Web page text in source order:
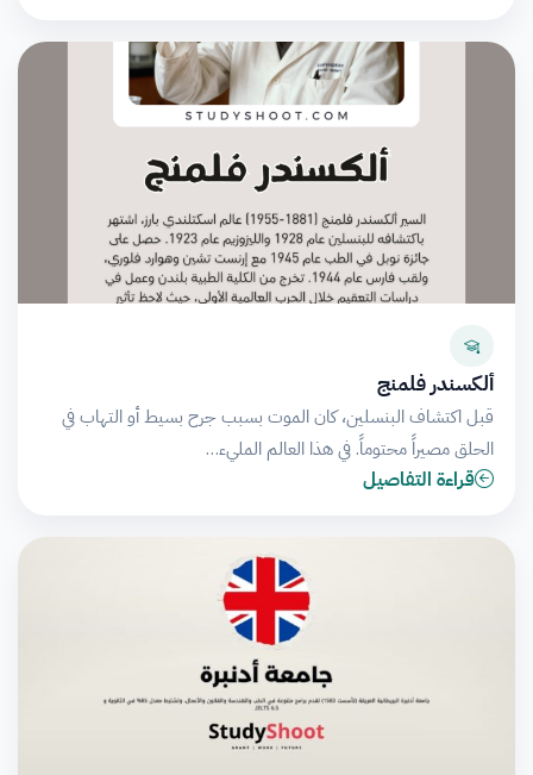
ألكسندر فلمنج
قبل اكتشاف البنسلين، كان الموت بسبب جرح بسيط أو التهاب في
الحلق مصيراً محتوماً. في هذا العالم المليء…
قراءة التفاصيل